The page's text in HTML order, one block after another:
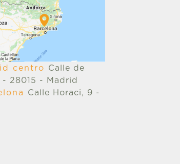
centro
Calle de
28015 - Madrid
Calle Horaci, 9 -